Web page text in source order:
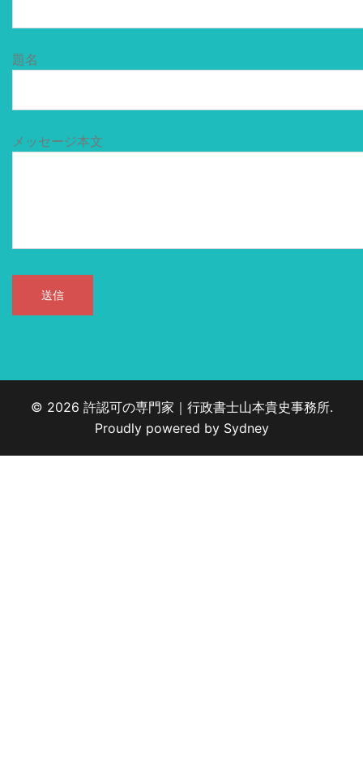
題名
メッセージ本文
© 2026 許認可の専門家｜行政書士山本貴史事務所.
Proudly powered by Sydney